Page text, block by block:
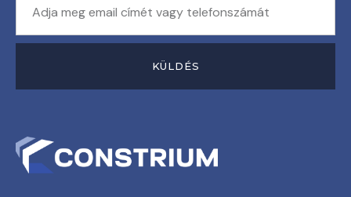
KÜLDÉS